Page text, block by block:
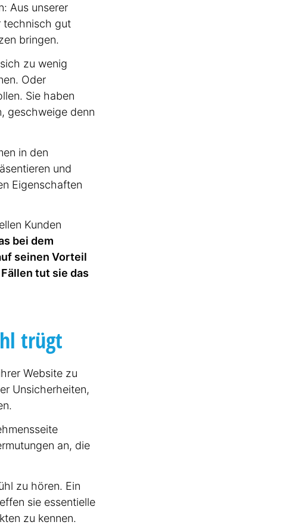
Aus unserer
technisch gut
bringen.
zu wenig
Oder
Sie haben
geschweige denn
in den
und
Eigen­schaften
Kunden
bei dem
seinen Vorteil
tut sie das
trügt
Website zu
Unsicher­heiten,
an, die
zu hören. Ein
sie essentielle
zu kennen.